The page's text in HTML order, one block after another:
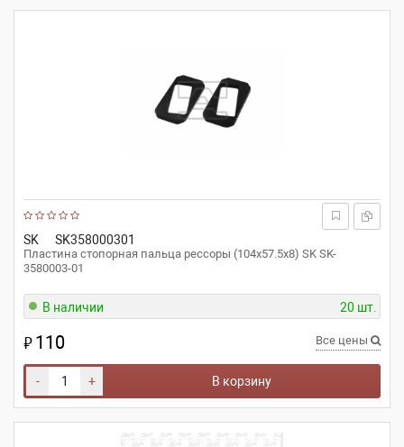
SK SK358000301
Пластина стопорная пальца рессоры (104x57.5x8) SK SK-
3580003-01
В наличии 20 шт.
₽110 Все цены
- + В корзину